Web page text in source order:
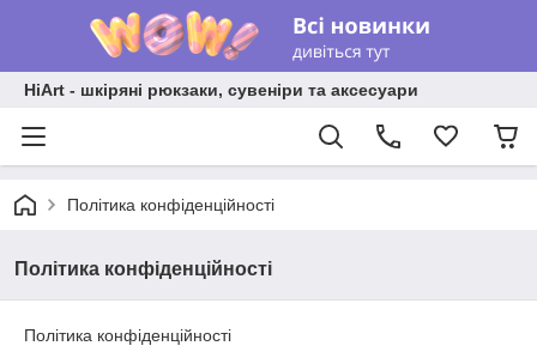
HiArt - шкіряні рюкзаки, сувеніри та аксесуари
Політика конфіденційності
Політика конфіденційності
Політика конфіденційності